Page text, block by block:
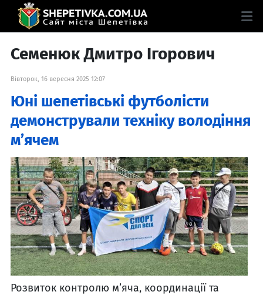
Семенюк Дмитро Ігорович
Вівторок, 16 вересня 2025 12:07
Юні шепетівські футболісти
демонстрували техніку володіння
м’ячем
Розвиток контролю м’яча, координації та